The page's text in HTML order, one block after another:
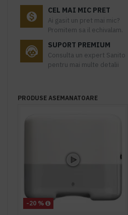
CEL MAI MIC PRET
Ai gasit un pret mai mic?
Promitem sa il echivalam.
SUPORT PREMIUM
Consulta un expert Sanito
pentru mai multe detalii
PRODUSE ASEMANATOARE
-20 %